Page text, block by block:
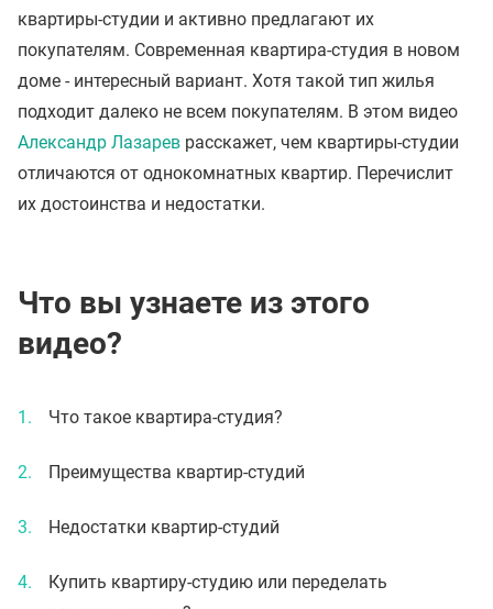
квартиры-студии и активно предлагают их
покупателям. Современная квартира-студия в новом
доме - интересный вариант. Хотя такой тип жилья
подходит далеко не всем покупателям. В этом видео
Александр Лазарев расскажет, чем квартиры-студии
отличаются от однокомнатных квартир. Перечислит
их достоинства и недостатки.
Что вы узнаете из этого
видео?
Что такое квартира-студия?
Преимущества квартир-студий
Недостатки квартир-студий
Купить квартиру-студию или переделать